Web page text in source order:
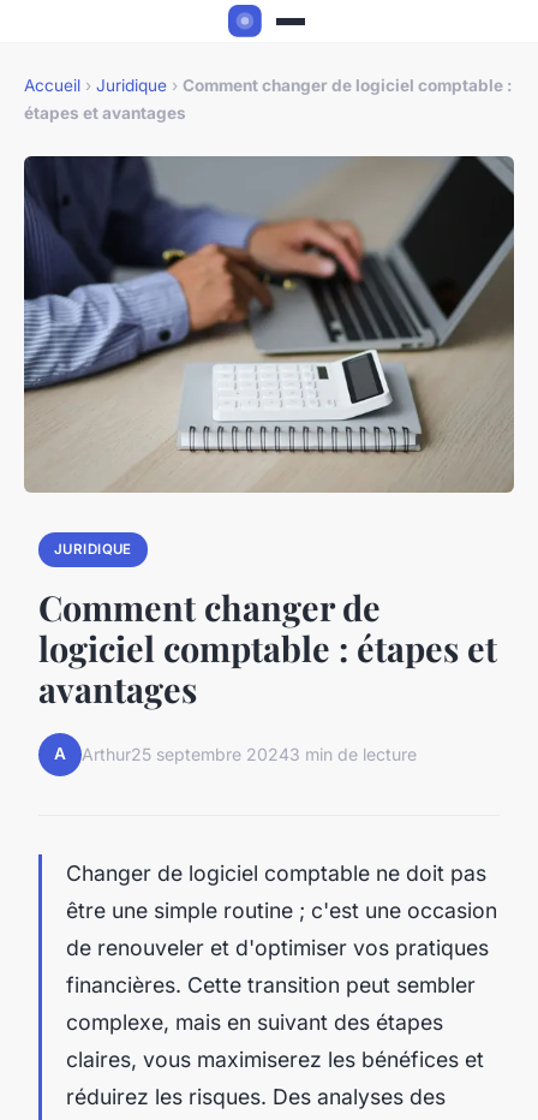
Accueil › Juridique › Comment changer de logiciel comptable :
étapes et avantages
JURIDIQUE
Comment changer de
logiciel comptable : étapes et
avantages
A Arthur25 septembre 20243 min de lecture
Changer de logiciel comptable ne doit pas
être une simple routine ; c'est une occasion
de renouveler et d'optimiser vos pratiques
financières. Cette transition peut sembler
complexe, mais en suivant des étapes
claires, vous maximiserez les bénéfices et
réduirez les risques. Des analyses des